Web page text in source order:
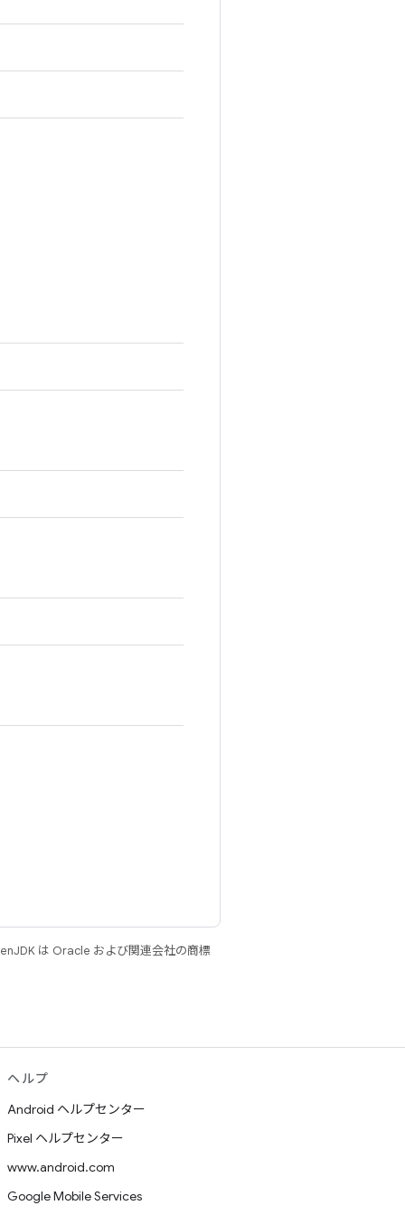
は Oracle および関連会社の商標
ヘルプ
Android ヘルプセンター
Pixel ヘルプセンター
www.android.com
Google Mobile Services